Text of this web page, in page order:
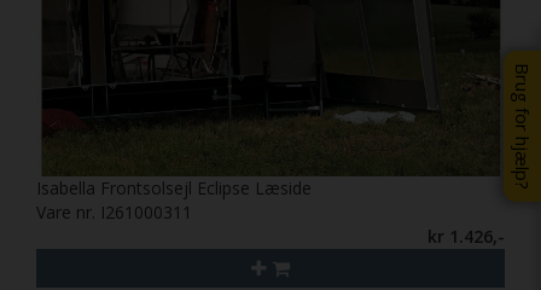
Brug for hjælp?
Isabella Frontsolsejl Eclipse Læside
Vare nr. I261000311
kr 1.426,-